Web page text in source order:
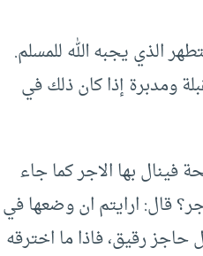
الذي يجبه الله للمسلم.
ومدبرة إذا كان ذلك في
فينال بها الاجر كما جاء
قال: ارايتم ان وضعها في
حاجز رقيق، فاذا ما اخترقه